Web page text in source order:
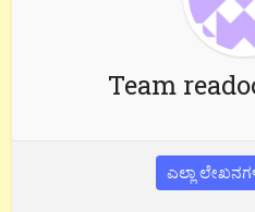
Team
ಎಲ್ಲಾ